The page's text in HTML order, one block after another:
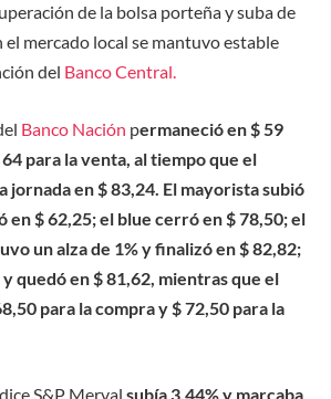
de la bolsa porteña y suba de
el mercado local se mantuvo estable
del Banco Central.
Banco Nación permaneció en $ 59
para la venta, al tiempo que el
jornada en $ 83,24. El mayorista subió
en $ 62,25; el blue cerró en $ 78,50; el
un alza de 1% y finalizó en $ 82,82;
quedó en $ 81,62, mientras que el
para la compra y $ 72,50 para la
S&P Merval subía 3,44% y marcaba